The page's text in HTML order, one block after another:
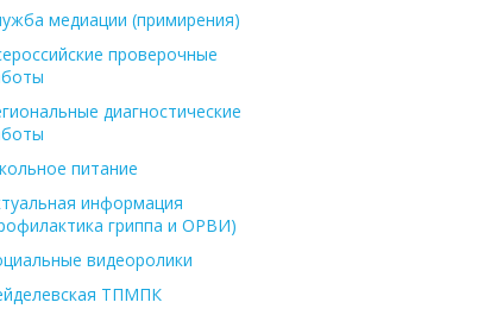
медиации (примирения)
проверочные
диагностические
питание
информация
гриппа и ОРВИ)
видеоролики
ТПМПК